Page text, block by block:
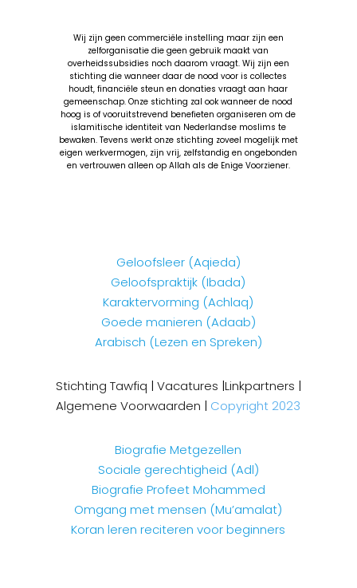
Wij zijn geen commerciële instelling maar zijn een
zelforganisatie die geen gebruik maakt van
overheidssubsidies noch daarom vraagt. Wij zijn een
stichting die wanneer daar de nood voor is collectes
houdt, financiële steun en donaties vraagt aan haar
gemeenschap. Onze stichting zal ook wanneer de nood
hoog is of vooruitstrevend benefieten organiseren om de
islamitische identiteit van Nederlandse moslims te
bewaken. Tevens werkt onze stichting zoveel mogelijk met
eigen werkvermogen, zijn vrij, zelfstandig en ongebonden
en vertrouwen alleen op Allah als de Enige Voorziener.
Geloofsleer (Aqieda)
Geloofspraktijk (Ibada)
Karaktervorming (Achlaq)
Goede manieren (Adaab)
Arabisch (Lezen en Spreken)
Stichting Tawfiq | Vacatures |Linkpartners |
Algemene Voorwaarden | Copyright 2023
Biografie Metgezellen
Sociale gerechtigheid (Adl)
Biografie Profeet Mohammed
Omgang met mensen (Mu’amalat)
Koran leren reciteren voor beginners